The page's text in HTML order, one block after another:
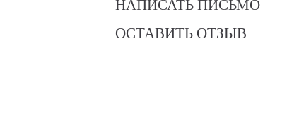
НАПИСАТЬ ПИСЬМО
ОСТАВИТЬ ОТЗЫВ